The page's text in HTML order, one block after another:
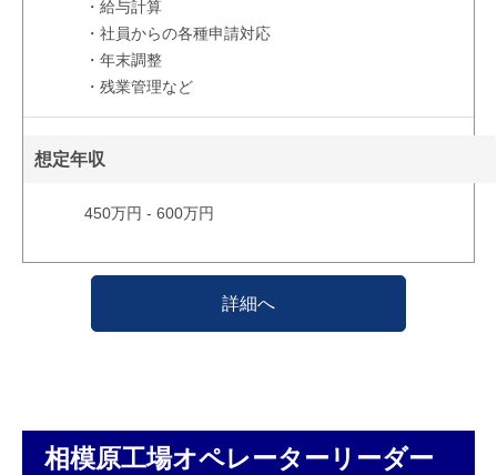
・給与計算
・社員からの各種申請対応
・年末調整
・残業管理など
想定年収
450万円 - 600万円
詳細へ
相模原工場オペレーターリーダー